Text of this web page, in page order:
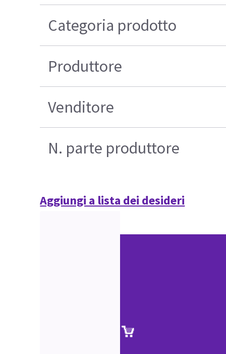
Categoria prodotto
Produttore
Venditore
N. parte produttore
Aggiungi a lista dei desideri